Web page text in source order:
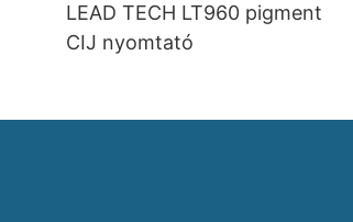
LEAD TECH LT960 pigment
CIJ nyomtató